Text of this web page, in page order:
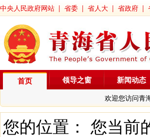
中央人民政府网站 | 省委 | 省人大 | 省政府 |
首页
欢迎您访问青
领导之窗 新闻动态
您的位置： 您当前